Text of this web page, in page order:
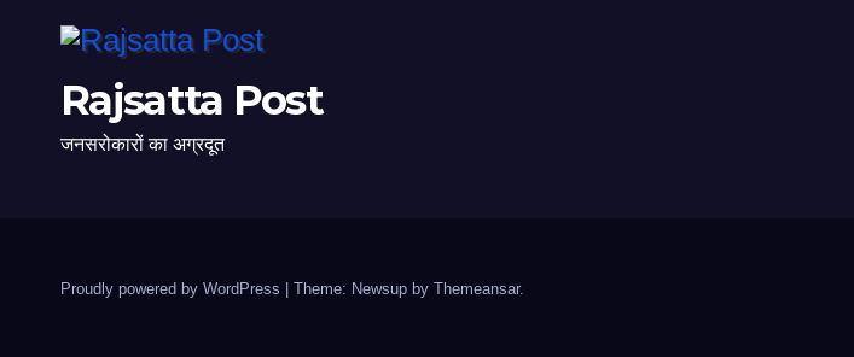
Rajsatta Post
जनसरोकारों का अग्रदूत
Proudly powered by WordPress Theme: Newsup by Themeansar.